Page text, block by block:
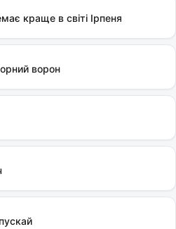
краще в світі Ірпеня
ворон